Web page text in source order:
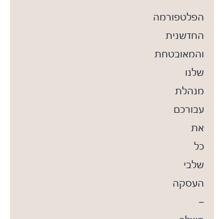
הפלטפורמה
החדשנית
והמאובטחת
מנהלת
עבורכם
שלבי
העסקה